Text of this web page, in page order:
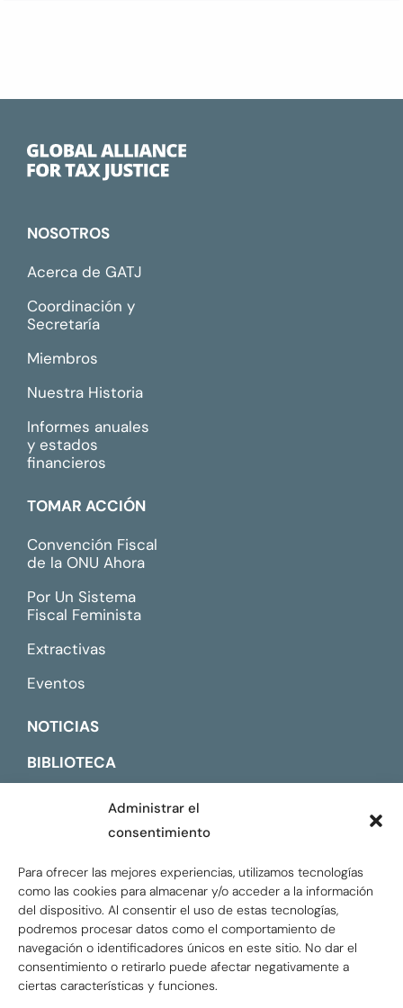
Administrar el
consentimiento
Para ofrecer las mejores experiencias, utilizamos tecnologías
como las cookies para almacenar y/o acceder a la información
del dispositivo. Al consentir el uso de estas tecnologías,
podremos procesar datos como el comportamiento de
navegación o identificadores únicos en este sitio. No dar el
consentimiento o retirarlo puede afectar negativamente a
ciertas características y funciones.
NOSOTROS
Acerca de GATJ
Coordinación y
Secretaría
Miembros
Nuestra Historia
Informes anuales
y estados
financieros
TOMAR ACCIÓN
Convención Fiscal
de la ONU Ahora
Por Un Sistema
Fiscal Feminista
Extractivas
Eventos
NOTICIAS
BIBLIOTECA